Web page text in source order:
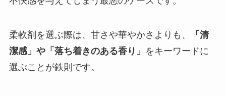
柔軟剤を選ぶ際は、甘さや華やかさよりも、
「清
潔感」や「落ち着きのある香り」 をキーワードに
選ぶことが鉄則です。